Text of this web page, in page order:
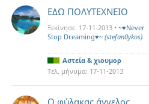
ΕΔΩ ΠΟΛΥΤΕΧΝΕΙΟ
Ξεκίνησε: 17-11-2013 • ~♥Never
Stop Dreaming♥~ (stefan0ykos)
Αστεία & χιουμορ
Τελ. μήνυμα: 17-11-2013
O φύλακας άγγελος